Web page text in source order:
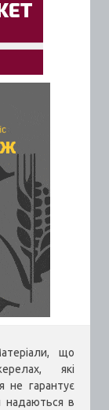
що
які
не гарантує
надаються в